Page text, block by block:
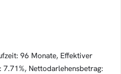
96 Monate, Effektiver
Nettodarlehensbetrag: